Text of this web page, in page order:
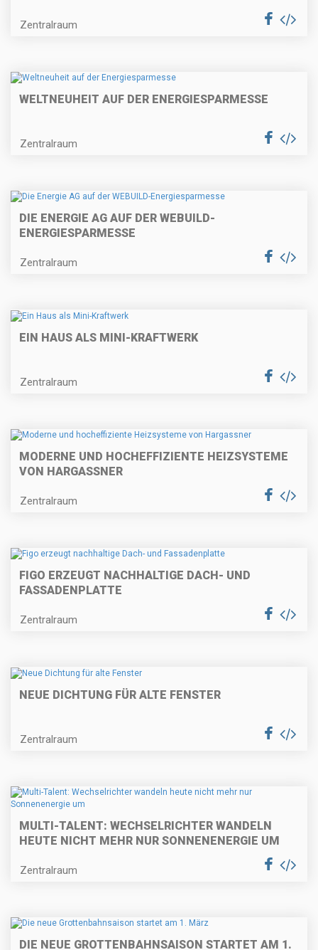
Zentralraum
WELTNEUHEIT AUF DER ENERGIESPARMESSE
Zentralraum
DIE ENERGIE AG AUF DER WEBUILD-
ENERGIESPARMESSE
Zentralraum
EIN HAUS ALS MINI-KRAFTWERK
Zentralraum
MODERNE UND HOCHEFFIZIENTE HEIZSYSTEME
VON HARGASSNER
Zentralraum
FIGO ERZEUGT NACHHALTIGE DACH- UND
FASSADENPLATTE
Zentralraum
NEUE DICHTUNG FÜR ALTE FENSTER
Zentralraum
MULTI-TALENT: WECHSELRICHTER WANDELN
HEUTE NICHT MEHR NUR SONNENENERGIE UM
Zentralraum
DIE NEUE GROTTENBAHNSAISON STARTET AM 1.